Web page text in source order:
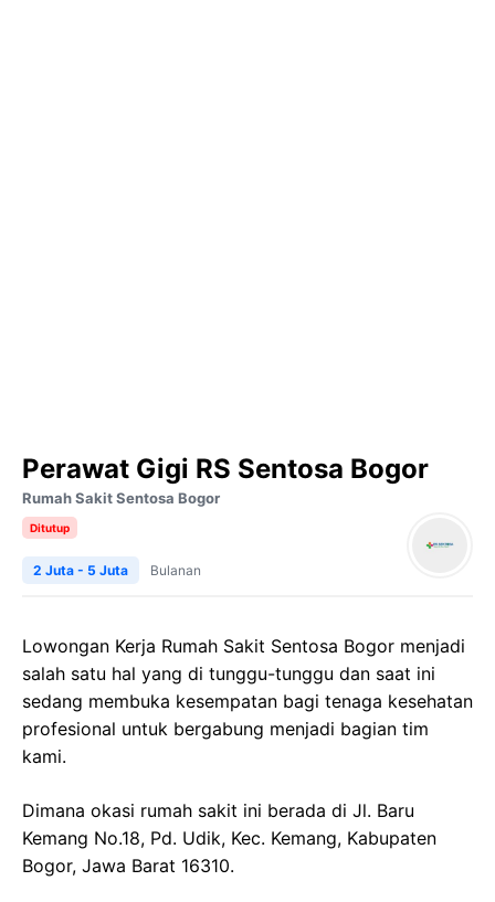
Perawat Gigi RS Sentosa Bogor
Rumah Sakit Sentosa Bogor
Ditutup
2 Juta - 5 Juta Bulanan
Lowongan Kerja Rumah Sakit Sentosa Bogor menjadi
salah satu hal yang di tunggu-tunggu dan saat ini
sedang membuka kesempatan bagi tenaga kesehatan
profesional untuk bergabung menjadi bagian tim
kami.
Dimana okasi rumah sakit ini berada di Jl. Baru
Kemang No.18, Pd. Udik, Kec. Kemang, Kabupaten
Bogor, Jawa Barat 16310.